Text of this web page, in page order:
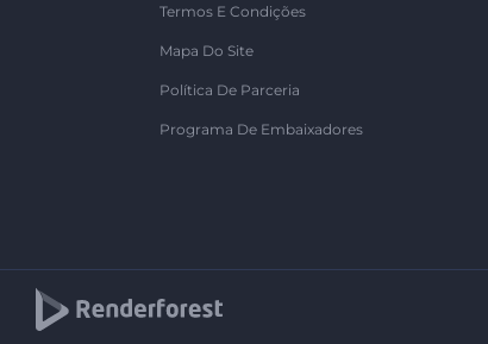
Termos E Condições
Mapa Do Site
Política De Parceria
Programa De Embaixadores